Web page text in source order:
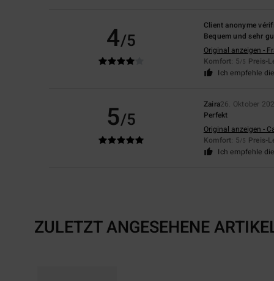
4/5
Client anonyme
Bequem und sehr
Original anzeigen -
Komfort: 5/5 Preis-
Ich empfehle
5/5
Zaira26. Oktober
Perfekt
Original anzeigen -
Komfort: 5/5 Preis-
Ich empfehle
ZULETZT ANGESEHENE